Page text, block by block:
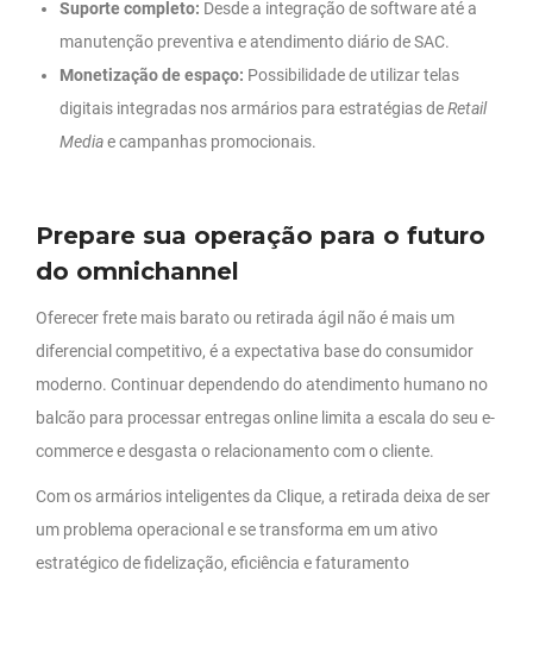
Suporte completo: Desde a integração de software até a
manutenção preventiva e atendimento diário de SAC.
Monetização de espaço: Possibilidade de utilizar telas
digitais integradas nos armários para estratégias deRetail
Mediae campanhas promocionais.
Prepare sua operação para o futuro
do omnichannel
Oferecer frete mais barato ou retirada ágil não é mais um
diferencial competitivo, é a expectativa base do consumidor
moderno. Continuar dependendo do atendimento humano no
balcão para processar entregas online limita a escala do seu e-
commerce e desgasta o relacionamento com o cliente.
Com os armários inteligentes da Clique, a retirada deixa de ser
um problema operacional e se transforma em um ativo
estratégico de fidelização, eficiência e faturamento